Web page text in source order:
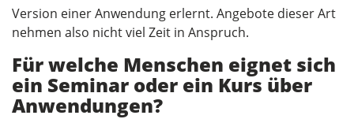
Version einer Anwendung erlernt. Angebote dieser Art
nehmen also nicht viel Zeit in Anspruch.
Für welche Menschen eignet sich
ein Seminar oder ein Kurs über
Anwendungen?